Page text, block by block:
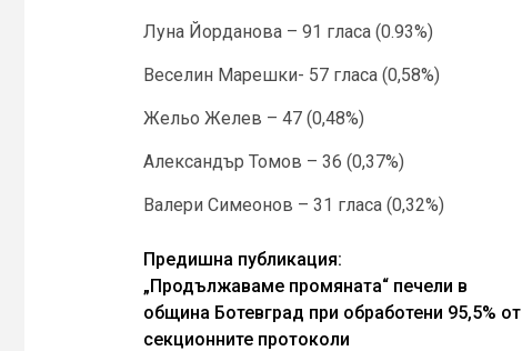
Луна Йорданова – 91 гласа (0.93%)
Веселин Марешки- 57 гласа (0,58%)
Жельо Желев – 47 (0,48%)
Александър Томов – 36 (0,37%)
Валери Симеонов – 31 гласа (0,32%)
Continue
Reading
Предишна публикация:
„Продължаваме промяната“ печели в
община Ботевград при обработени 95,5% от
секционните протоколи